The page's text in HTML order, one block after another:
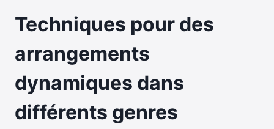
Techniques pour des
arrangements
dynamiques dans
différents genres